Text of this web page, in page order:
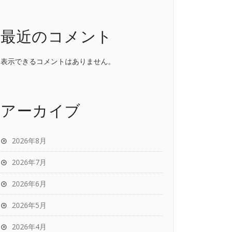
最近のコメント
表示できるコメントはありません。
アーカイブ
2026年8月
2026年7月
2026年6月
2026年5月
2026年4月